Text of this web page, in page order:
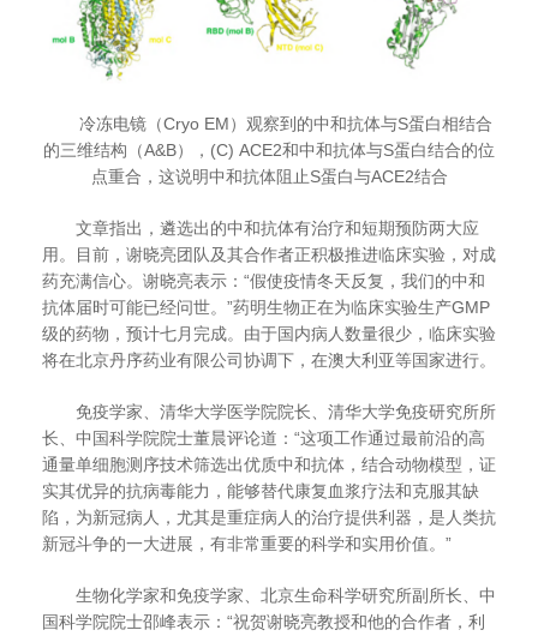
冷冻电镜（Cryo EM）观察到的中和抗体与S蛋白相结合
的三维结构（A&B），(C) ACE2和中和抗体与S蛋白结合的位
点重合，这说明中和抗体阻止S蛋白与ACE2结合
文章指出，遴选出的中和抗体有治疗和短期预防两大应
用。目前，谢晓亮团队及其合作者正积极推进临床实验，对成
药充满信心。谢晓亮表示：“假使疫情冬天反复，我们的中和
抗体届时可能已经问世。”药明生物正在为临床实验生产GMP
级的药物，预计七月完成。由于国内病人数量很少，临床实验
将在北京丹序药业有限公司协调下，在澳大利亚等国家进行。
免疫学家、清华大学医学院院长、清华大学免疫研究所所
长、中国科学院院士董晨评论道：“这项工作通过最前沿的高
通量单细胞测序技术筛选出优质中和抗体，结合动物模型，证
实其优异的抗病毒能力，能够替代康复血浆疗法和克服其缺
陷，为新冠病人，尤其是重症病人的治疗提供利器，是人类抗
新冠斗争的一大进展，有非常重要的科学和实用价值。”
生物化学家和免疫学家、北京生命科学研究所副所长、中
国科学院院士邵峰表示：“祝贺谢晓亮教授和他的合作者，利